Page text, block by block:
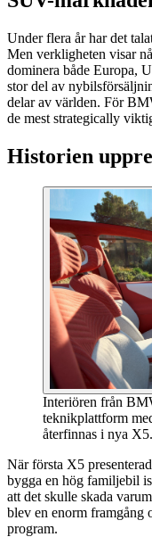
Under flera år har det
Men verkligheten visar
dominera både Europa,
stor del av
delar av världen. För
de mest strategically
Historien
Interiören från
teknikplattform
återfinnas i nya X5.
När första X5
bygga en hög familjebil
att det skulle skada
blev en enorm framgång
program.